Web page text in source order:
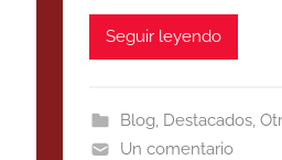
Seguir leyendo
Blog, Destacados,
Un comentario